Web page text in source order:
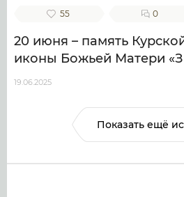
55 0
20 июня – память
иконы Божьей Матери
19.06.2025
Показать ещё